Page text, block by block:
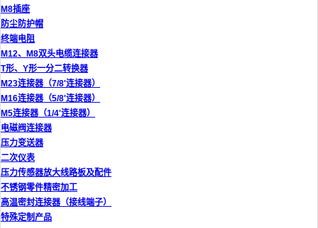
M8插座
防尘防护帽
终端电阻
M12、M8双头电缆连接器
T形、Y形一分二转换器
M23连接器（7/8'连接器）
M16连接器（5/8'连接器）
M5连接器（1/4'连接器）
电磁阀连接器
压力变送器
二次仪表
压力传感器放大线路板及配件
不锈钢零件精密加工
高温密封连接器（接线端子）
特殊定制产品